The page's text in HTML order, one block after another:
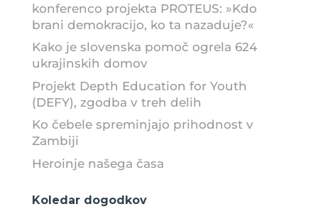
konferenco projekta PROTEUS: »Kdo
brani demokracijo, ko ta nazaduje?«
Kako je slovenska pomoč ogrela 624
ukrajinskih domov
Projekt Depth Education for Youth
(DEFY), zgodba v treh delih
Ko čebele spreminjajo prihodnost v
Zambiji
Heroinje našega časa
Koledar dogodkov